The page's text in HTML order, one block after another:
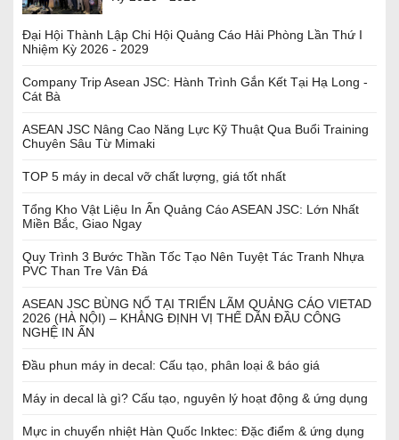
Đại Hội Thành Lập Chi Hội Quảng Cáo Hải Phòng Lần Thứ I
Nhiệm Kỳ 2026 - 2029
Company Trip Asean JSC: Hành Trình Gắn Kết Tại Hạ Long -
Cát Bà
ASEAN JSC Nâng Cao Năng Lực Kỹ Thuật Qua Buổi Training
Chuyên Sâu Từ Mimaki
TOP 5 máy in decal vỡ chất lượng, giá tốt nhất
Tổng Kho Vật Liệu In Ấn Quảng Cáo ASEAN JSC: Lớn Nhất
Miền Bắc, Giao Ngay
Quy Trình 3 Bước Thần Tốc Tạo Nên Tuyệt Tác Tranh Nhựa
PVC Than Tre Vân Đá
ASEAN JSC BÙNG NỔ TẠI TRIỂN LÃM QUẢNG CÁO VIETAD
2026 (HÀ NỘI) – KHẲNG ĐỊNH VỊ THẾ DẪN ĐẦU CÔNG
NGHỆ IN ẤN
Đầu phun máy in decal: Cấu tạo, phân loại & báo giá
Máy in decal là gì? Cấu tạo, nguyên lý hoạt động & ứng dụng
Mực in chuyển nhiệt Hàn Quốc Inktec: Đặc điểm & ứng dụng